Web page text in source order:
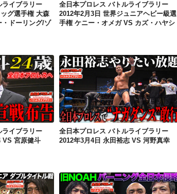
イブラリー
グ選手権 大森
ドーリング/ゾ
全日本プロレス バトルライブラリー
2012年2月3日 世界ジュニアヘビー級選
手権 ケニー・オメガ VS カズ・ハヤシ
全日本プロレス バトルライブラリー 2013年9月23日 秋山準 VS 宮原健斗
イブラリー
VS 宮原健斗
全日本プロレス バトルライブラリー 2012年3月4日 永田裕志 VS 河野真幸
全日本プロレス バトルライブラリー
2012年3月4日 永田裕志 VS 河野真幸